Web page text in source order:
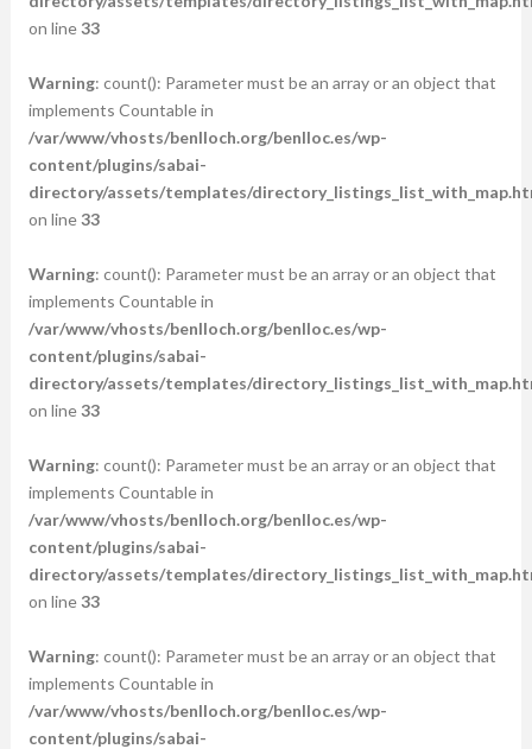
on line33
Warning: count(): Parameter must be an array or an object that
implements Countable in
/var/www/vhosts/benlloch.org/benlloc.es/wp-
content/plugins/sabai-
directory/assets/templates/
on line33
Warning: count(): Parameter must be an array or an object that
implements Countable in
/var/www/vhosts/benlloch.org/benlloc.es/wp-
content/plugins/sabai-
directory/assets/templates/
on line33
Warning: count(): Parameter must be an array or an object that
implements Countable in
/var/www/vhosts/benlloch.org/benlloc.es/wp-
content/plugins/sabai-
directory/assets/templates/
on line33
Warning: count(): Parameter must be an array or an object that
implements Countable in
/var/www/vhosts/benlloch.org/benlloc.es/wp-
content/plugins/sabai-